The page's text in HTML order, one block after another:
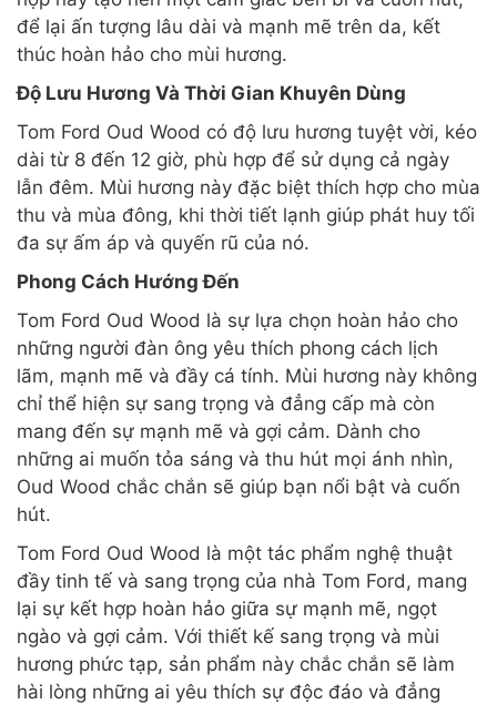
để lại ấn tượng lâu dài và mạnh mẽ trên da, kết
thúc hoàn hảo cho mùi hương.
Độ Lưu Hương Và Thời Gian Khuyên Dùng
Tom Ford Oud Wood có độ lưu hương tuyệt vời, kéo
dài từ 8 đến 12 giờ, phù hợp để sử dụng cả ngày
lẫn đêm. Mùi hương này đặc biệt thích hợp cho mùa
thu và mùa đông, khi thời tiết lạnh giúp phát huy tối
đa sự ấm áp và quyến rũ của nó.
Phong Cách Hướng Đến
Tom Ford Oud Wood là sự lựa chọn hoàn hảo cho
những người đàn ông yêu thích phong cách lịch
lãm, mạnh mẽ và đầy cá tính. Mùi hương này không
chỉ thể hiện sự sang trọng và đẳng cấp mà còn
mang đến sự mạnh mẽ và gợi cảm. Dành cho
những ai muốn tỏa sáng và thu hút mọi ánh nhìn,
Oud Wood chắc chắn sẽ giúp bạn nổi bật và cuốn
hút.
Tom Ford Oud Wood là một tác phẩm nghệ thuật
đầy tinh tế và sang trọng của nhà Tom Ford, mang
lại sự kết hợp hoàn hảo giữa sự mạnh mẽ, ngọt
ngào và gợi cảm. Với thiết kế sang trọng và mùi
hương phức tạp, sản phẩm này chắc chắn sẽ làm
hài lòng những ai yêu thích sự độc đáo và đẳng